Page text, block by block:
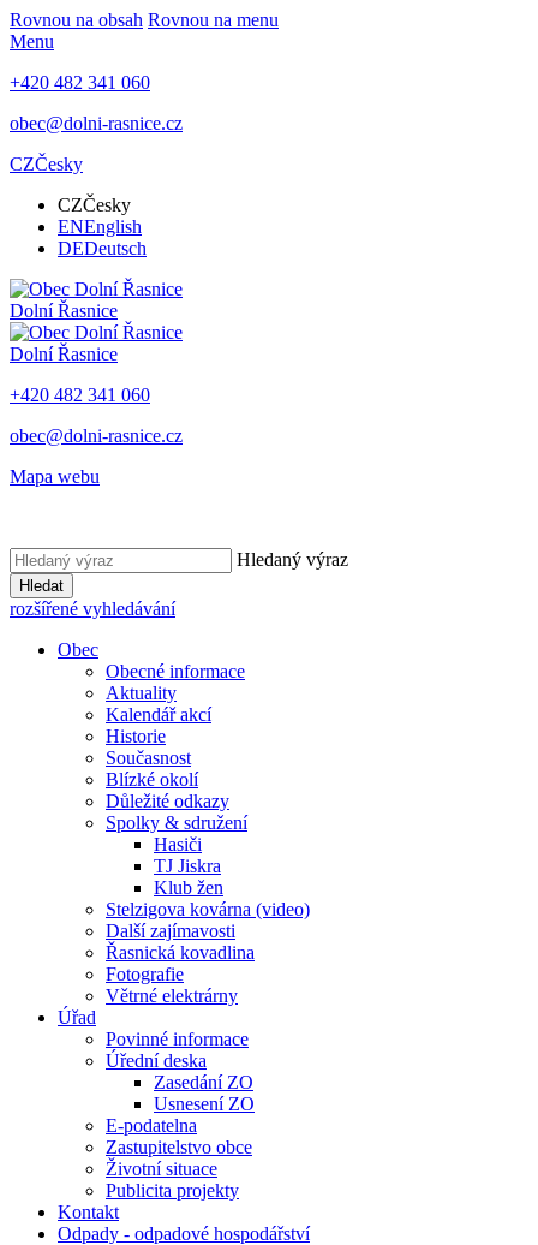
Rovnou na obsah Rovnou na menu
Menu
+420 482 341 060
obec@dolni-rasnice.cz
CZČesky
CZČesky
ENEnglish
DEDeutsch
Dolní Řasnice
Dolní Řasnice
+420 482 341 060
obec@dolni-rasnice.cz
Mapa webu
Hledaný výraz
Hledat
rozšířené vyhledávání
Obec
Obecné informace
Aktuality
Kalendář akcí
Historie
Současnost
Blízké okolí
Důležité odkazy
Spolky & sdružení
Hasiči
TJ Jiskra
Klub žen
Stelzigova kovárna (video)
Další zajímavosti
Řasnická kovadlina
Fotografie
Větrné elektrárny
Úřad
Povinné informace
Úřední deska
Zasedání ZO
Usnesení ZO
E-podatelna
Zastupitelstvo obce
Životní situace
Publicita projekty
Kontakt
Odpady - odpadové hospodářství